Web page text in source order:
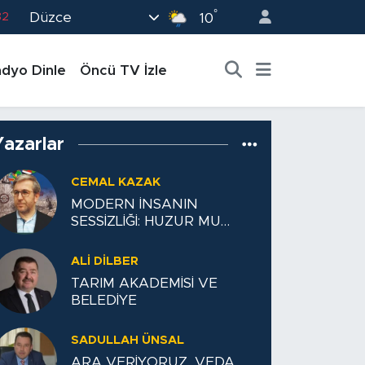
Düzce 10°
Dinle Öncü TV İzle
CEMAL KAZAK
MODERN İNSANIN
SESSİZLİĞİ: HUZUR MU
ALİ DİLBER
TARIM AKADEMİSİ VE
BELEDİYE
SADULLAH ÜNSAL
ARA VERİYORUZ, VEDA